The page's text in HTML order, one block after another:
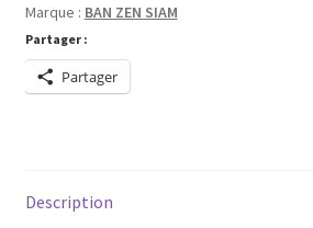
Marque : BAN ZEN SIAM
Partager :
Partager
Description